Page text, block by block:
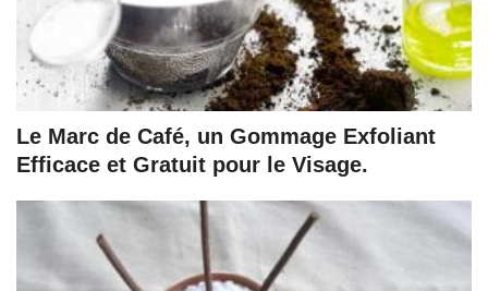
Le Marc de Café, un Gommage Exfoliant
Efficace et Gratuit pour le Visage.